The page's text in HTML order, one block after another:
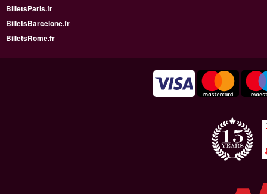
BilletsParis.fr
BilletsBarcelone.fr
BilletsRome.fr